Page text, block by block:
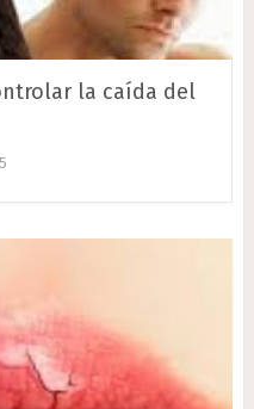
la caída del